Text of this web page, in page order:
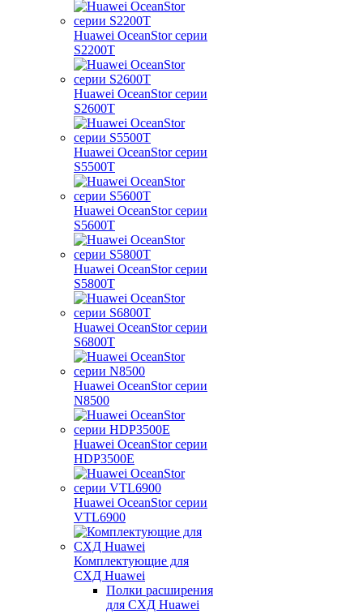
Huawei OceanStor серии
S2200T
Huawei OceanStor серии
S2600T
Huawei OceanStor серии
S5500T
Huawei OceanStor серии
S5600T
Huawei OceanStor серии
S5800T
Huawei OceanStor серии
S6800T
Huawei OceanStor серии
N8500
Huawei OceanStor серии
HDP3500E
Huawei OceanStor серии
VTL6900
Комплектующие для
СХД Huawei
Полки расширения
для СХД Huawei